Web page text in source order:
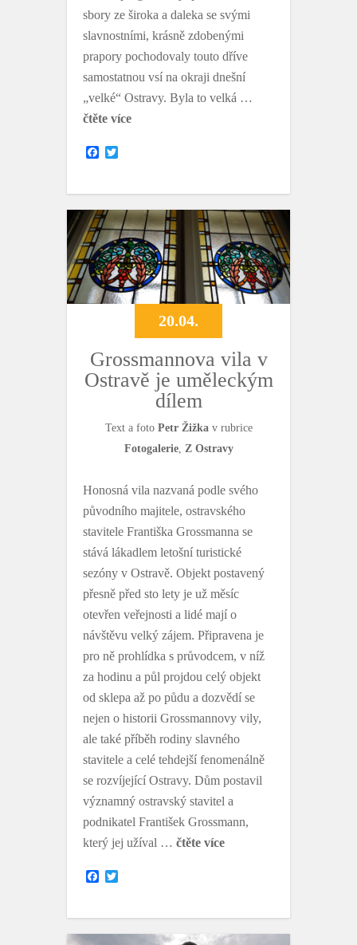
sbory ze široka a daleka se svými
slavnostními, krásně zdobenými
prapory pochodovaly touto dříve
samostatnou vsí na okraji dnešní
„velké“ Ostravy. Byla to velká …
čtěte více
F
o
o
k
e
r
20.04.
Grossmannova vila v
Ostravě je uměleckým
dílem
Text a foto Petr Žižkav rubrice
Fotogalerie, Z Ostravy
Honosná vila nazvaná podle svého
původního majitele, ostravského
stavitele Františka Grossmanna se
stává lákadlem letošní turistické
sezóny v Ostravě. Objekt postavený
přesně před sto lety je už měsíc
otevřen veřejnosti a lidé mají o
návštěvu velký zájem. Připravena je
pro ně prohlídka s průvodcem, v níž
za hodinu a půl projdou celý objekt
od sklepa až po půdu a dozvědí se
nejen o historii Grossmannovy vily,
ale také příběh rodiny slavného
stavitele a celé tehdejší fenomenálně
se rozvíjející Ostravy. Dům postavil
významný ostravský stavitel a
podnikatel František Grossmann,
který jej užíval … čtěte více
F